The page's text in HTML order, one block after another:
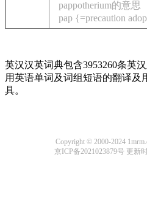
pappotherium的意思
pap {=precaution
英汉汉英词典包含3953260条英
用英语单词及词组短语的翻译及
具。
Copyright © 2000-2024
京ICP备2021023879号 更新